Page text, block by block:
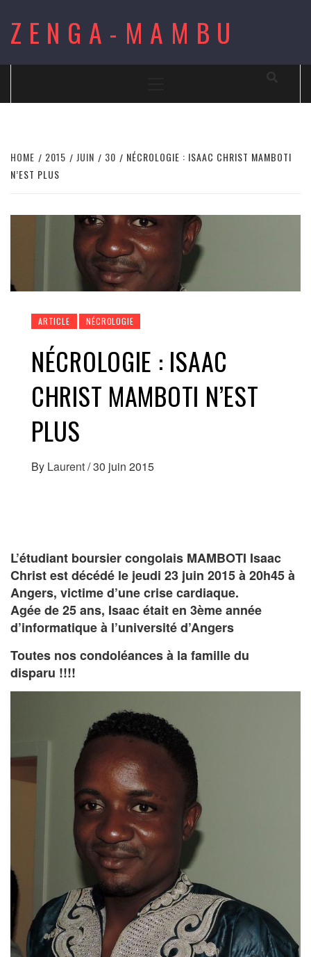
content
ZENGA-MAMBU
HOME 2015 JUIN 30
NÉCROLOGIE : ISAAC CHRIST MAMBOTI
N’EST PLUS
ARTICLE NÉCROLOGIE
NÉCROLOGIE : ISAAC
CHRIST MAMBOTI N’EST
PLUS
By Laurent/30 juin 2015
L’étudiant boursier congolais MAMBOTI Isaac
Christ est décédé le jeudi 23 juin 2015 à 20h45 à
Angers, victime d’une crise cardiaque.
Agée de 25 ans, Isaac était en 3ème année
d’informatique à l’université d’Angers
Toutes nos condoléances à la famille du
disparu !!!!